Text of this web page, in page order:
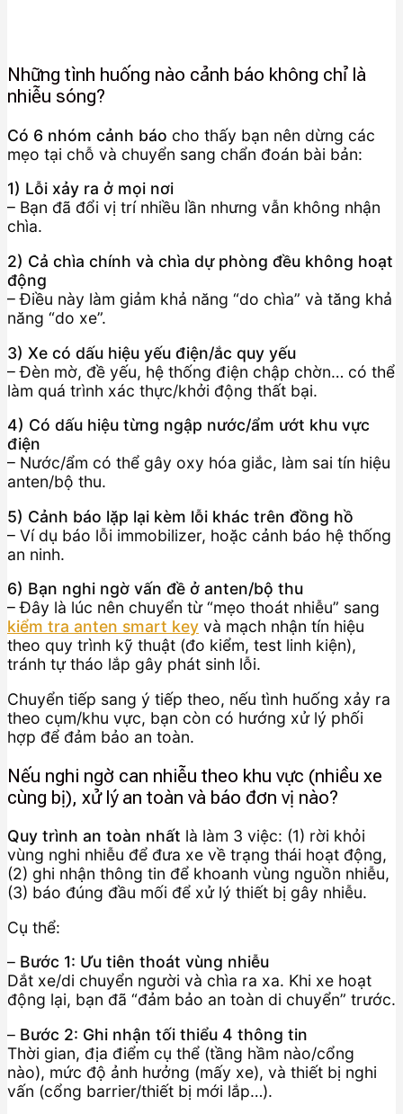
Những tình huống nào cảnh báo không chỉ là
nhiễu sóng?
Có 6 nhóm cảnh báo cho thấy bạn nên dừng các
mẹo tại chỗ và chuyển sang chẩn đoán bài bản:
1) Lỗi xảy ra ở mọi nơi
– Bạn đã đổi vị trí nhiều lần nhưng vẫn không nhận
chìa.
2) Cả chìa chính và chìa dự phòng đều không hoạt
động
– Điều này làm giảm khả năng “do chìa” và tăng khả
năng “do xe”.
3) Xe có dấu hiệu yếu điện/ắc quy yếu
– Đèn mờ, đề yếu, hệ thống điện chập chờn… có thể
làm quá trình xác thực/khởi động thất bại.
4) Có dấu hiệu từng ngập nước/ẩm ướt khu vực
điện
– Nước/ẩm có thể gây oxy hóa giắc, làm sai tín hiệu
anten/bộ thu.
5) Cảnh báo lặp lại kèm lỗi khác trên đồng hồ
– Ví dụ báo lỗi immobilizer, hoặc cảnh báo hệ thống
an ninh.
6) Bạn nghi ngờ vấn đề ở anten/bộ thu
– Đây là lúc nên chuyển từ “mẹo thoát nhiễu” sang
kiểm tra anten smart key và mạch nhận tín hiệu
theo quy trình kỹ thuật (đo kiểm, test linh kiện),
tránh tự tháo lắp gây phát sinh lỗi.
Chuyển tiếp sang ý tiếp theo, nếu tình huống xảy ra
theo cụm/khu vực, bạn còn có hướng xử lý phối
hợp để đảm bảo an toàn.
Nếu nghi ngờ can nhiễu theo khu vực (nhiều xe
cùng bị), xử lý an toàn và báo đơn vị nào?
Quy trình an toàn nhất là làm 3 việc: (1) rời khỏi
vùng nghi nhiễu để đưa xe về trạng thái hoạt động,
(2) ghi nhận thông tin để khoanh vùng nguồn nhiễu,
(3) báo đúng đầu mối để xử lý thiết bị gây nhiễu.
Cụ thể:
– Bước 1: Ưu tiên thoát vùng nhiễu
Dắt xe/di chuyển người và chìa ra xa. Khi xe hoạt
động lại, bạn đã “đảm bảo an toàn di chuyển” trước.
– Bước 2: Ghi nhận tối thiểu 4 thông tin
Thời gian, địa điểm cụ thể (tầng hầm nào/cổng
nào), mức độ ảnh hưởng (mấy xe), và thiết bị nghi
vấn (cổng barrier/thiết bị mới lắp…).